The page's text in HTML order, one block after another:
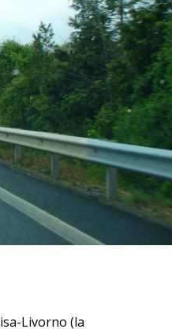
Livorno (la